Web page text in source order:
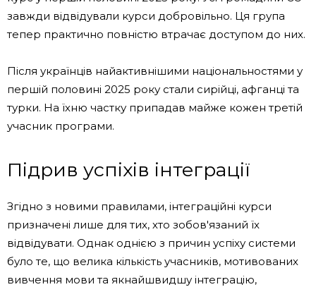
завжди відвідували курси добровільно. Ця група
тепер практично повністю втрачає доступом до них.
Після українців найактивнішими національностями у
першій половині 2025 року стали сирійці, афганці та
турки. На їхню частку припадав майже кожен третій
учасник програми.
Підрив успіхів інтеграції
Згідно з новими правилами, інтеграційні курси
призначені лише для тих, хто зобов'язаний їх
відвідувати. Однак однією з причин успіху системи
було те, що велика кількість учасників, мотивованих
вивчення мови та якнайшвидшу інтеграцію,